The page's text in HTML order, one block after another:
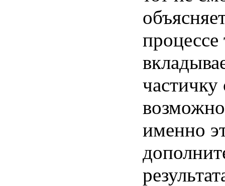
процессе
частичку
именно